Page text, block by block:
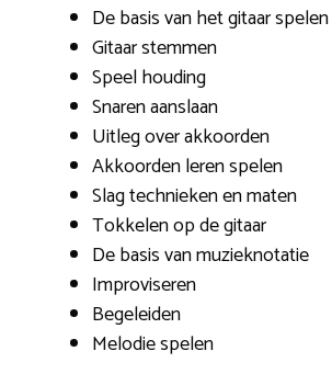
De basis van het gitaar spelen
Gitaar stemmen
Speel houding
Snaren aanslaan
Uitleg over akkoorden
Akkoorden leren spelen
Slag technieken en maten
Tokkelen op de gitaar
De basis van muzieknotatie
Improviseren
Begeleiden
Melodie spelen